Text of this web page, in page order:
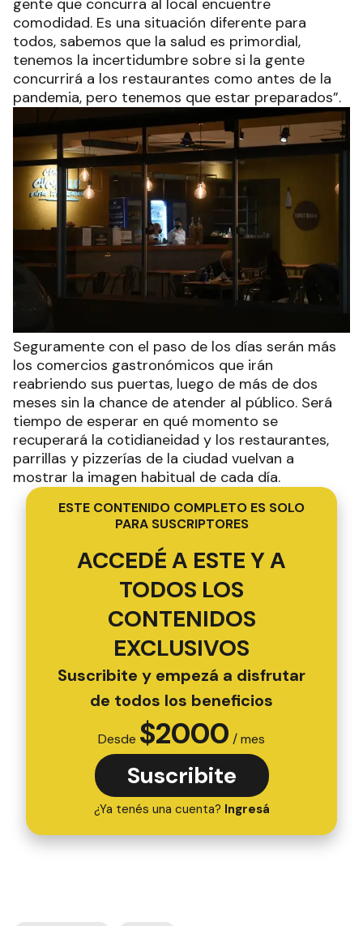
gente que concurra al local encuentre
comodidad. Es una situación diferente para
todos, sabemos que la salud es primordial,
tenemos la incertidumbre sobre si la gente
concurrirá a los restaurantes como antes de la
pandemia, pero tenemos que estar preparados”.
Seguramente con el paso de los días serán más
los comercios gastronómicos que irán
reabriendo sus puertas, luego de más de dos
meses sin la chance de atender al público. Será
tiempo de esperar en qué momento se
recuperará la cotidianeidad y los restaurantes,
parrillas y pizzerías de la ciudad vuelvan a
mostrar la imagen habitual de cada día.
ESTE CONTENIDO COMPLETO ES SOLO
PARA SUSCRIPTORES
ACCEDÉ A ESTE Y A
TODOS LOS
CONTENIDOS
EXCLUSIVOS
Suscribite y empezá a disfrutar
de todos los beneficios
Desde $2000 / mes
Suscribite
¿Ya tenés una cuenta? Ingresá